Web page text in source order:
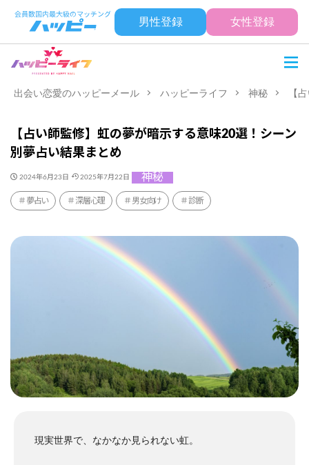
男性登録 女性登録
出会い恋愛のハッピーメール ハッピーライフ 神秘 【
【占い師監修】虹の夢が暗示する意味20選！シーン
別夢占い結果まとめ
2024年6月23日 2025年7月22日 神秘
夢占い 深層心理 男女向け 診断
現実世界で、なかなか見られない虹。